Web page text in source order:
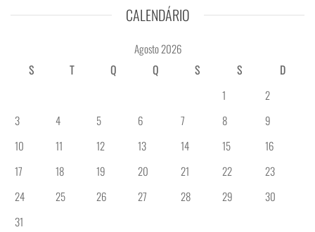
CALENDÁRIO
Agosto 2026
S
T Q Q S S
D
1
2
3
4 5 6 7 8
9
10
11 12 13 14 15
16
17
18 19 20 21 22
23
24
25 26 27 28 29
30
31